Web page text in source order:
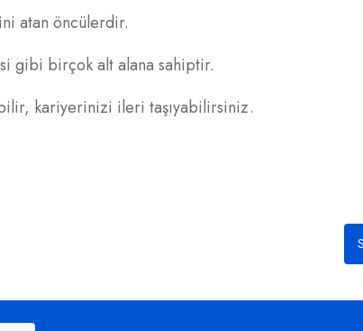
atan öncülerdir.
gibi birçok alt alana sahiptir.
kariyerinizi ileri taşıyabilirsiniz.